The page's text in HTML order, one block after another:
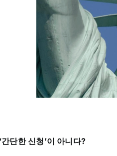
단한 신청’이 아니다?